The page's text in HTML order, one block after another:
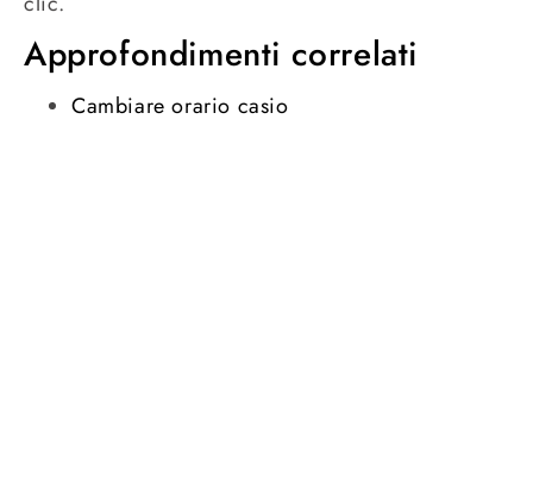
Approfondimenti correlati
Cambiare orario casio